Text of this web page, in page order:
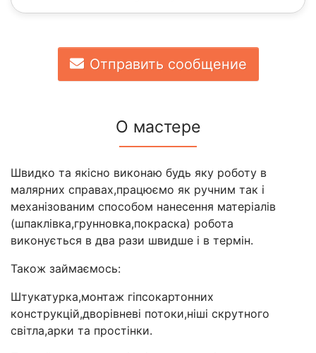
Отправить сообщение
О мастере
Швидко та якісно виконаю будь яку роботу в
малярних справах,працюємо як ручним так і
механізованим способом нанесення матеріалів
(шпаклівка,грунновка,покраска) робота
виконується в два рази швидше і в термін.
Також займаємось:
Штукатурка,монтаж гіпсокартонних
конструкцій,дворівневі потоки,ніші скрутного
світла,арки та простінки.